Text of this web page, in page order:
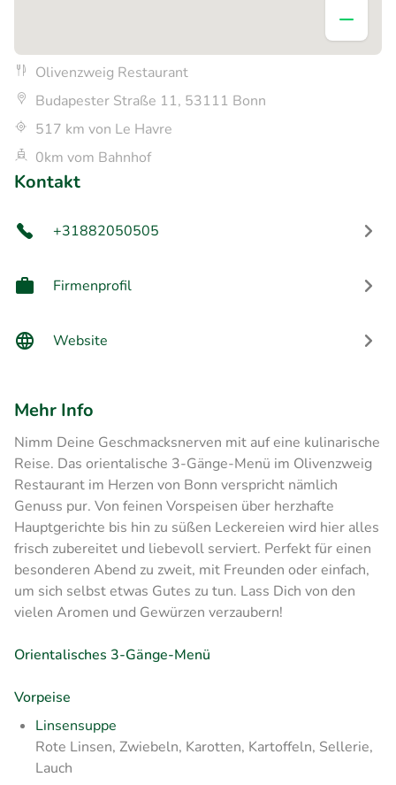
Olivenzweig Restaurant
Budapester Straße 11, 53111 Bonn
517 km von Le Havre
0km vom Bahnhof
Kontakt
+31882050505
Firmenprofil
Website
Mehr Info
Nimm Deine Geschmacksnerven mit auf eine kulinarische
Reise. Das orientalische 3-Gänge-Menü im Olivenzweig
Restaurant im Herzen von Bonn verspricht nämlich
Genuss pur. Von feinen Vorspeisen über herzhafte
Hauptgerichte bis hin zu süßen Leckereien wird hier alles
frisch zubereitet und liebevoll serviert. Perfekt für einen
besonderen Abend zu zweit, mit Freunden oder einfach,
um sich selbst etwas Gutes zu tun. Lass Dich von den
vielen Aromen und Gewürzen verzaubern!
Orientalisches 3-Gänge-Menü
Vorpeise
Linsensuppe
Rote Linsen, Zwiebeln, Karotten, Kartoffeln, Sellerie,
Lauch